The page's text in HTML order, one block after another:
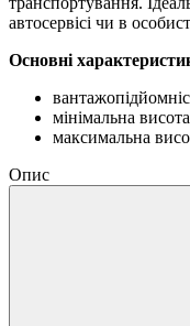
автосервісі чи в
Основні
мінімальна
максимальна
Опис